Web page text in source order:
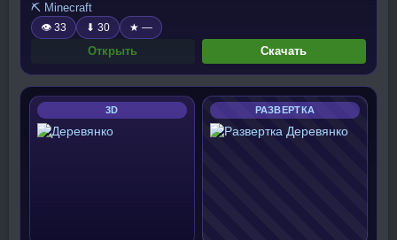
⛏️ Minecraft
👁 33 ⬇ 30 ★ —
Открыть Скачать
3D РАЗВЕРТКА